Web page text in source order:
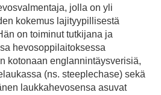
jolla on yli
kokemus lajityypillisestä
on toiminut tutkijana ja
hevosoppilaitoksessa
kotonaan englannintäysverisiä,
(ns. steeplechase) sekä
laukkahevosensa asuvat